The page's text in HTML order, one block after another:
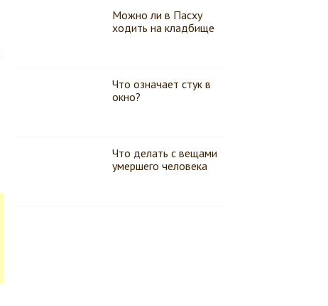
Можно ли в Пасху
ходить на кладбище
Что означает стук в
окно?
Что делать с вещами
умершего человека